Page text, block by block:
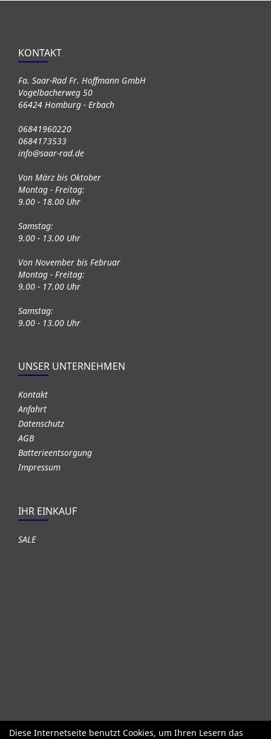
KONTAKT
Fa. Saar-Rad Fr. Hoffmann GmbH
Vogelbacherweg 50
66424 Homburg - Erbach
06841960220
0684173533
info@saar-rad.de
Von März bis Oktober
Montag - Freitag:
9.00 - 18.00 Uhr
Samstag:
9.00 - 13.00 Uhr
Von November bis Februar
Montag - Freitag:
9.00 - 17.00 Uhr
Samstag:
9.00 - 13.00 Uhr
UNSER UNTERNEHMEN
Kontakt
Anfahrt
Datenschutz
AGB
Batterieentsorgung
Impressum
IHR EINKAUF
SALE
Diese Internetseite benutzt Cookies, um Ihren Lesern das